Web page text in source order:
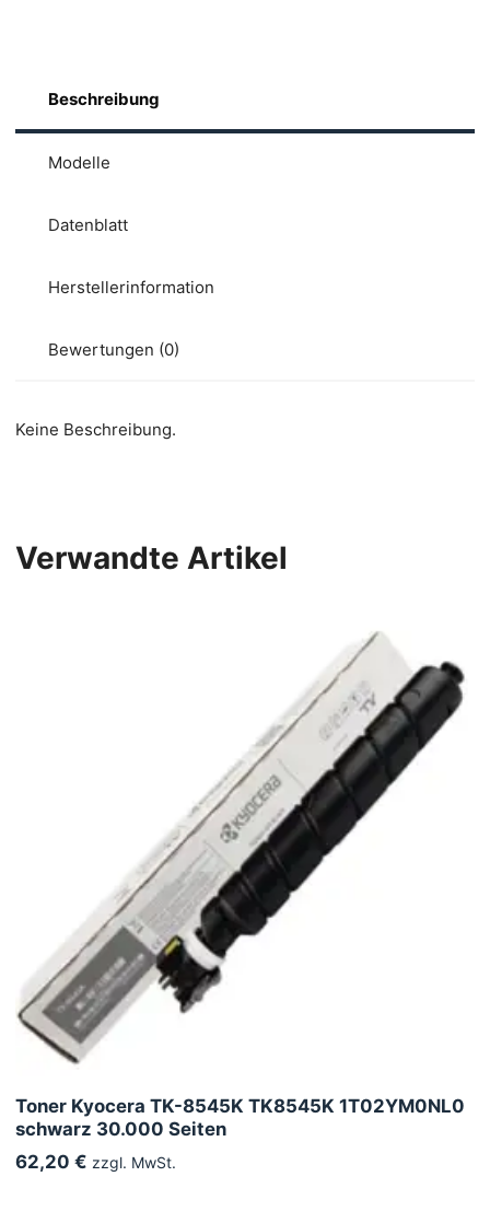
Beschreibung
Modelle
Datenblatt
Herstellerinformation
Bewertungen (0)
Keine Beschreibung.
Verwandte Artikel
Toner Kyocera TK-8545K TK8545K 1T02YM0NL0
schwarz 30.000 Seiten
62,20 € zzgl. MwSt.